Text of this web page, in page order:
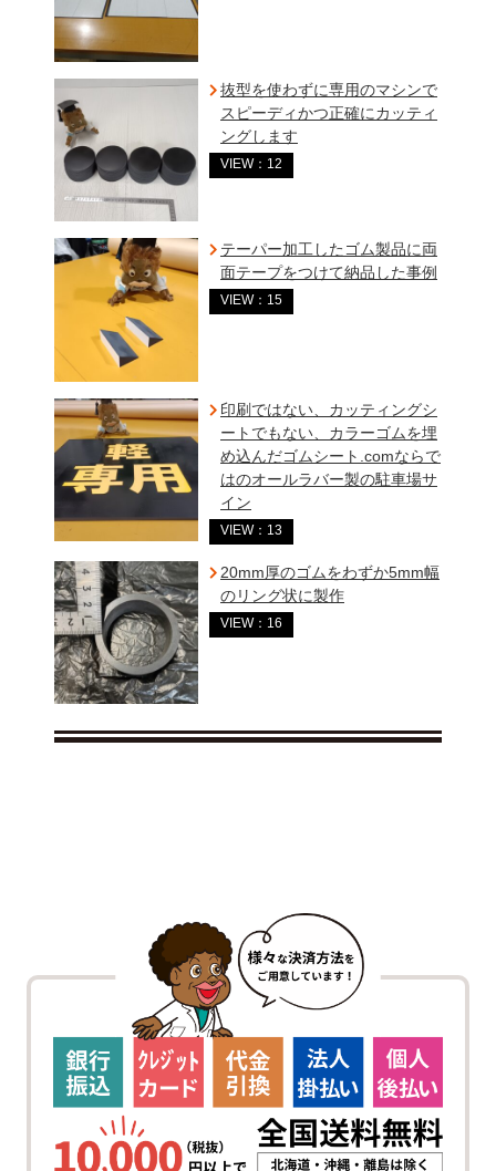
抜型を使わずに専用のマシンで
スピーディかつ正確にカッティ
ングします
VIEW：12
テーパー加工したゴム製品に両
面テープをつけて納品した事例
VIEW：15
印刷ではない、カッティングシ
ートでもない、カラーゴムを埋
め込んだゴムシート.comならで
はのオールラバー製の駐車場サ
イン
VIEW：13
20mm厚のゴムをわずか5mm幅
のリング状に製作
VIEW：16